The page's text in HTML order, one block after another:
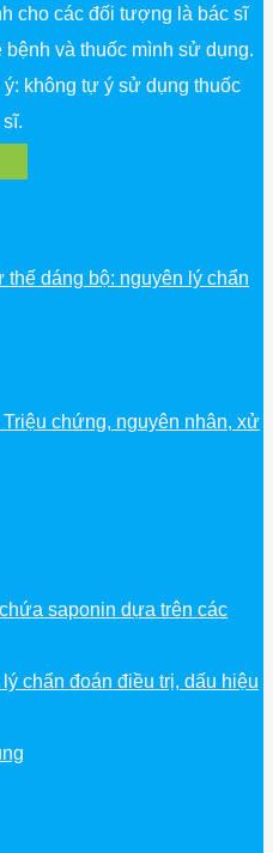
cho các đối tượng là bác sĩ
và thuốc mình sử dụng.
không tự ý sử dụng thuốc
dáng bộ: nguyên lý chẩn
chứng, nguyên nhân, xử
saponin dựa trên các
chẩn đoán điều trị, dấu hiệu